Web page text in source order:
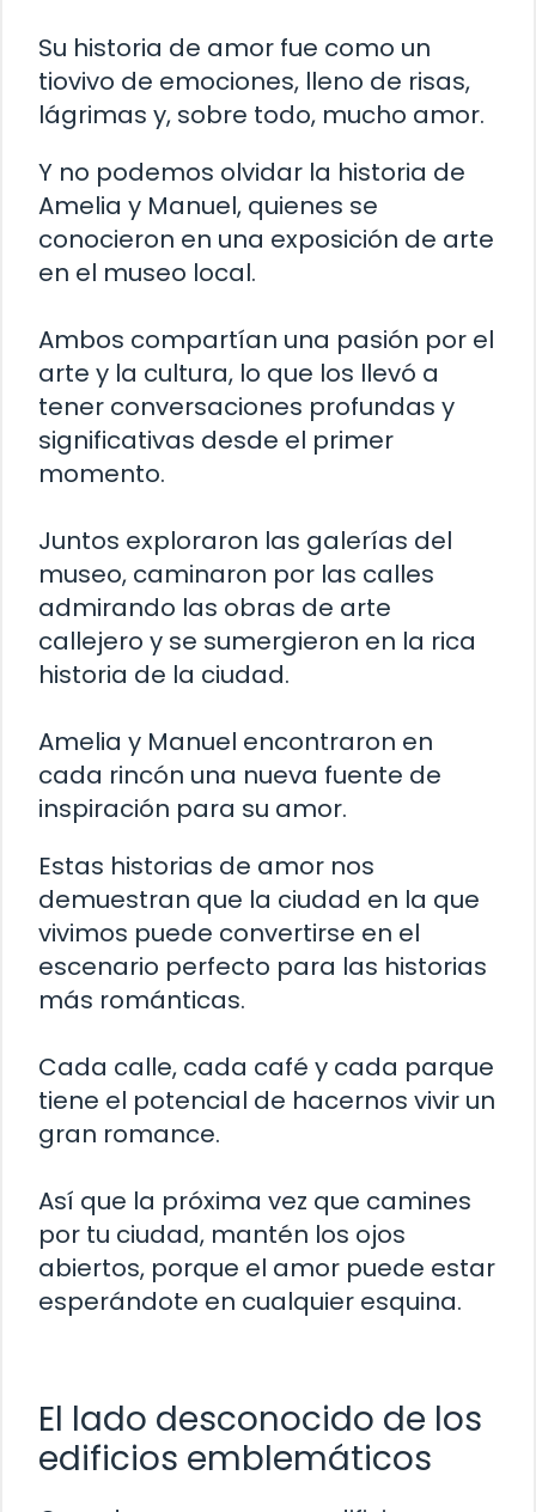
Su historia de amor fue como un
tiovivo de emociones, lleno de risas,
lágrimas y, sobre todo, mucho amor.
Y no podemos olvidar la historia de
Amelia y Manuel, quienes se
conocieron en una exposición de arte
en el museo local.
Ambos compartían una pasión por el
arte y la cultura, lo que los llevó a
tener conversaciones profundas y
significativas desde el primer
momento.
Juntos exploraron las galerías del
museo, caminaron por las calles
admirando las obras de arte
callejero y se sumergieron en la rica
historia de la ciudad.
Amelia y Manuel encontraron en
cada rincón una nueva fuente de
inspiración para su amor.
Estas historias de amor nos
demuestran que la ciudad en la que
vivimos puede convertirse en el
escenario perfecto para las historias
más románticas.
Cada calle, cada café y cada parque
tiene el potencial de hacernos vivir un
gran romance.
Así que la próxima vez que camines
por tu ciudad, mantén los ojos
abiertos, porque el amor puede estar
esperándote en cualquier esquina.
El lado desconocido de los
edificios emblemáticos